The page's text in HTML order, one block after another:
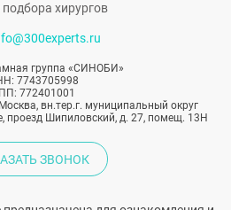
хирургов
группа «СИНОБИ»
7743705998
772401001
вн.тер.г. муниципальный округ
проезд Шипиловский, д. 27, помещ. 13Н
ЗВОНОК